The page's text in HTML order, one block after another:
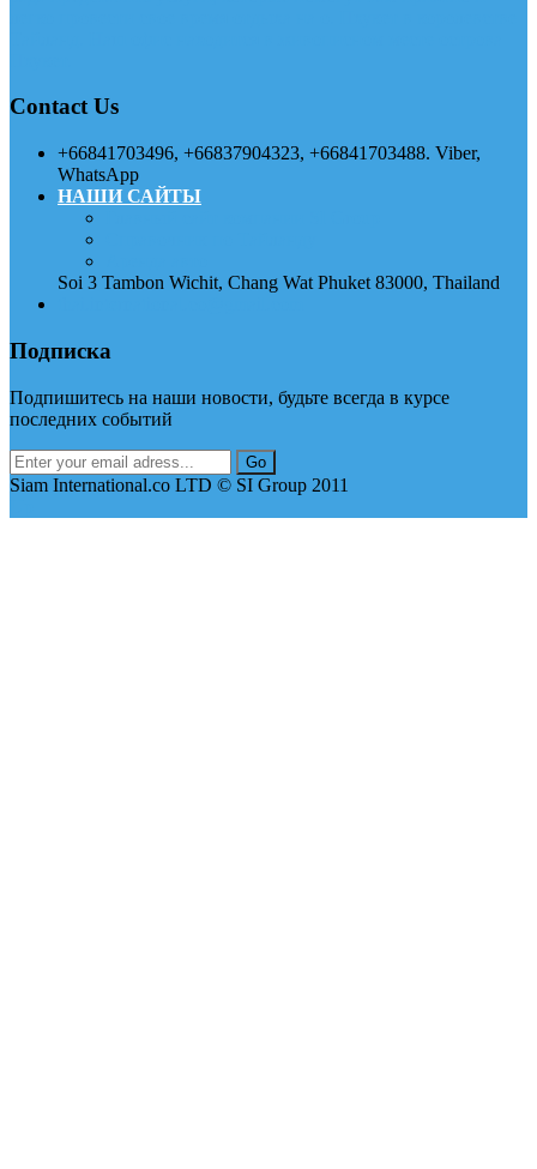
Contact Us
+66841703496, +66837904323, +66841703488. Viber,
WhatsApp
НАШИ САЙТЫ
Soi 3 Tambon Wichit, Chang Wat Phuket 83000, Thailand
Подписка
Подпишитесь на наши новости, будьте всегда в курсе
последних событий
Siam International.co LTD © SI Group 2011